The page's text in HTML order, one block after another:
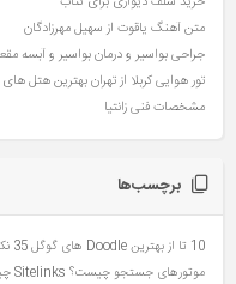
متن آهنگ یاقوت از سهیل مهرزادگان
جراحی بواسیر و درمان بواسیر و آبسه
تور هوایی کربلا از تهران بهترین هتل
مشخصات فنی زانتیا
برچسب‌ها
10 تا از بهترین Doodle های گوگل 35 نکته درباره سئو سایت مشتریان
موتورهای جستجو چیست؟ Sitelinks چیست؟